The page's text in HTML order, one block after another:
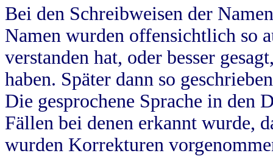
Bei den Schreibweisen der
Namen wurden offensichtlich so
verstanden hat, oder besser
haben. Später dann so
Die gesprochene Sprache in
Fällen bei denen erkannt wurde,
wurden Korrekturen